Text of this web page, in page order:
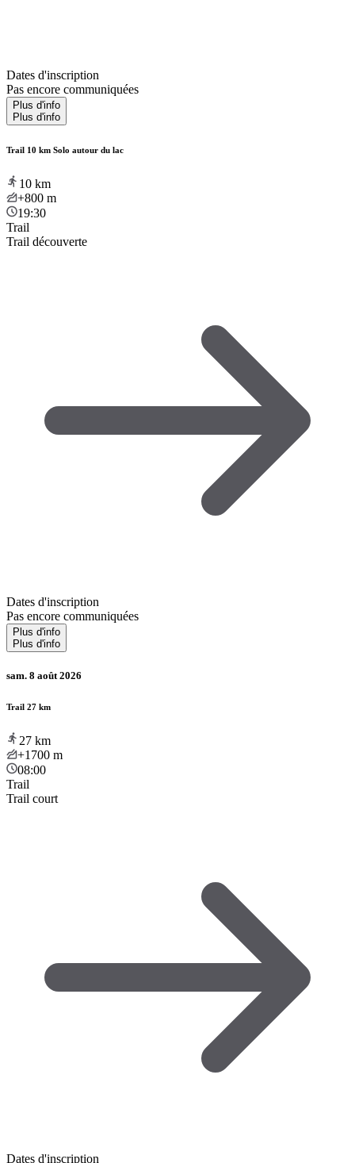
Dates d'inscription
Pas encore communiquées
Plus d'info
Plus d'info
Trail 10 km Solo autour du lac
10 km
+800 m
19:30
Trail
Trail découverte
Dates d'inscription
Pas encore communiquées
Plus d'info
Plus d'info
sam. 8 août 2026
Trail 27 km
27 km
+1700 m
08:00
Trail
Trail court
Dates d'inscription